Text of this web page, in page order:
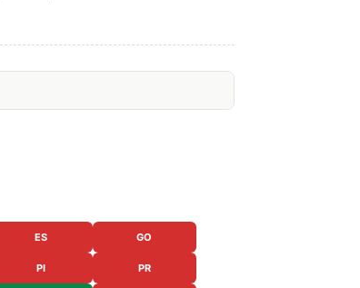
ES GO
PI PR